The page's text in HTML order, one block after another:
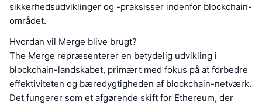
sikkerhedsudviklinger og -praksisser indenfor blockchain-
området.
Hvordan vil Merge blive brugt?
The Merge repræsenterer en betydelig udvikling i
blockchain-landskabet, primært med fokus på at forbedre
effektiviteten og bæredygtigheden af blockchain-netværk.
Det fungerer som et afgørende skift for Ethereum, der